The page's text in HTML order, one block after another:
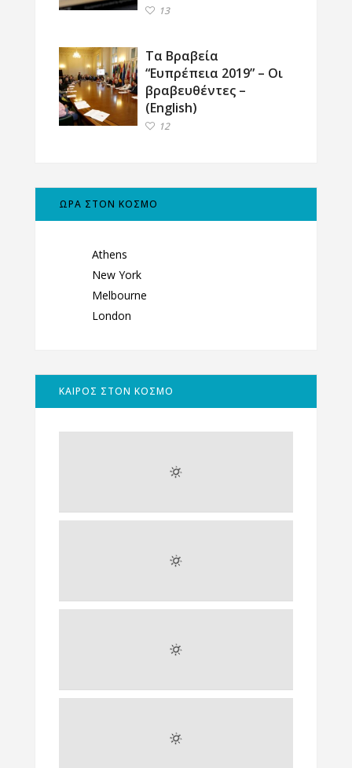
13
Τα Βραβεία
“Ευπρέπεια 2019” – Οι
βραβευθέντες –
(English)
12
ΩΡΑ ΣΤΟΝ ΚΟΣΜΟ
Athens
New York
Melbourne
London
ΚΑΙΡΟΣ ΣΤΟΝ ΚΟΣΜΟ